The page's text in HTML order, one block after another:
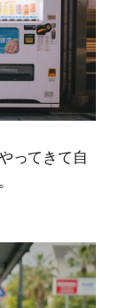
ってきて自